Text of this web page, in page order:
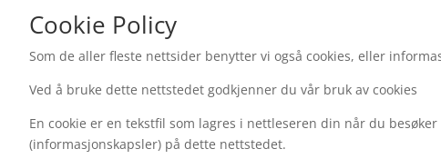
Cookie Policy
Som de aller fleste nettsider benytter vi også cookies, eller
Ved å bruke dette nettstedet godkjenner du vår bruk av cookies
En cookie er en tekstfil som lagres i nettleseren din når du
(informasjonskapsler) på dette nettstedet.